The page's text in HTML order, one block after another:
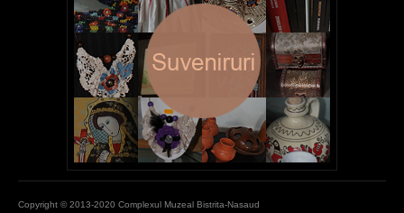
Copyright © 2013-2020 Complexul Muzeal Bistrita-Nasaud